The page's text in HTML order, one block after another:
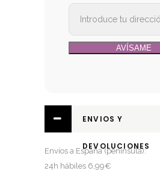
ENVIOS Y
DEVOLUCIONES
Envíos a España (península):
24h hábiles 6,99€